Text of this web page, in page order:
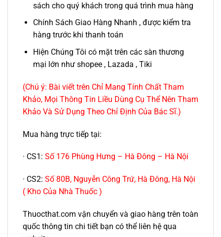
sách cho quý khách trong quá trình mua hàng
Chính Sách Giao Hàng Nhanh , được kiểm tra
hàng trước khi thanh toán
Hiện Chúng Tôi có mặt trên các sàn thương
mại lớn như shopee , Lazada , Tiki
(Chú ý: Bài viết trên Chỉ Mang Tính Chất Tham
Khảo, Mọi Thông Tin Liều Dùng Cụ Thể Nên Tham
Khảo Và Sử Dụng Theo Chỉ Định Của Bác Sĩ.)
Mua hàng trực tiếp tại:
· CS1: Số 176 Phùng Hưng – Hà Đông – Hà Nội
· CS2: Số 80B, Nguyễn Công Trứ, Hà Đông, Hà Nội
( Kho Của Nhà Thuốc )
Thuocthat.com vận chuyển và giao hàng trên toàn
quốc thông tin chi tiết bạn có thể liên hệ qua